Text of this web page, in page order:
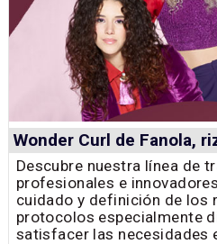
Wonder Curl de Fanola,
Descubre nuestra línea de
profesionales e
cuidado y definición de los
protocolos especialmente
satisfacer las necesidades